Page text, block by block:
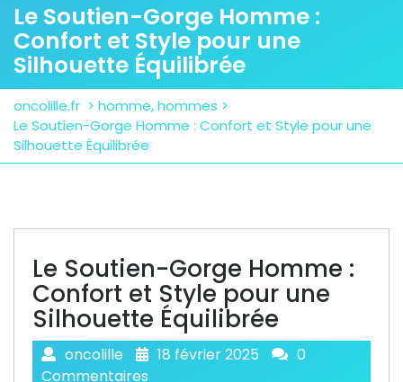
Le Soutien-Gorge Homme :
Confort et Style pour une
Silhouette Équilibrée
oncolille.fr > homme,hommes >
Le Soutien-Gorge Homme : Confort et Style pour une
Silhouette Équilibrée
Le Soutien-Gorge Homme :
Confort et Style pour une
Silhouette Équilibrée
oncolille 18 février 2025
0
Commentaires